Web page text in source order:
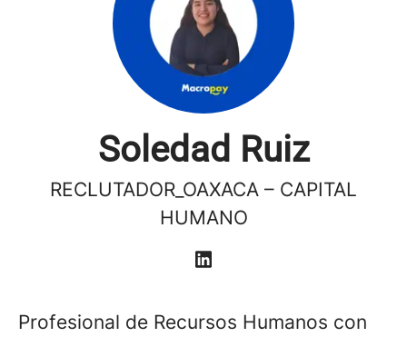
Soledad Ruiz
RECLUTADOR_OAXACA – CAPITAL
HUMANO
Profesional de Recursos Humanos con